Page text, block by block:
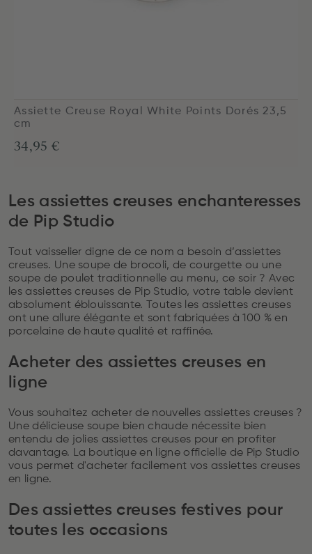
Assiette Creuse Royal White Points Dorés 23,5
cm
34,95 €
Les assiettes creuses enchanteresses
de Pip Studio
Tout vaisselier digne de ce nom a besoin d’assiettes
creuses. Une soupe de brocoli, de courgette ou une
soupe de poulet traditionnelle au menu, ce soir ? Avec
les assiettes creuses de Pip Studio, votre table devient
absolument éblouissante. Toutes les assiettes creuses
ont une allure élégante et sont fabriquées à 100 % en
porcelaine de haute qualité et raffinée.
Acheter des assiettes creuses en
ligne
Vous souhaitez acheter de nouvelles assiettes creuses ?
Une délicieuse soupe bien chaude nécessite bien
entendu de jolies assiettes creuses pour en profiter
davantage. La boutique en ligne officielle de Pip Studio
vous permet d'acheter facilement vos assiettes creuses
en ligne.
Des assiettes creuses festives pour
toutes les occasions